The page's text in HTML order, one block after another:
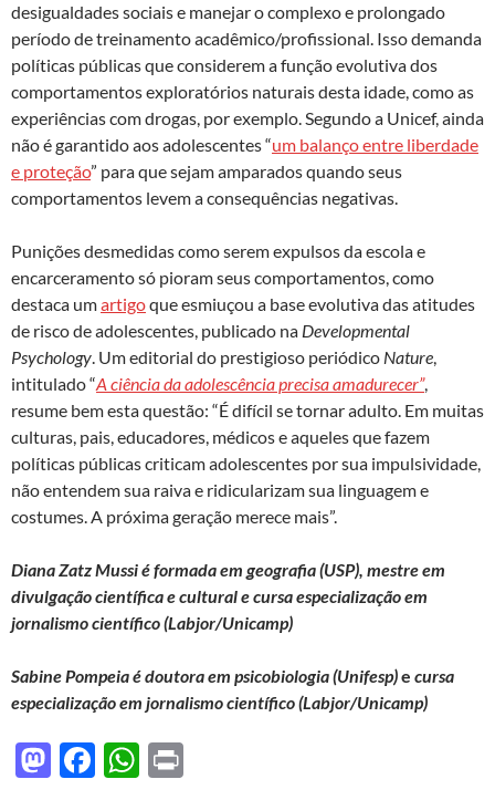
desigualdades sociais e manejar o complexo e prolongado
período de treinamento acadêmico/profissional. Isso demanda
políticas públicas que considerem a função evolutiva dos
comportamentos exploratórios naturais desta idade, como as
experiências com drogas, por exemplo. Segundo a Unicef, ainda
não é garantido aos adolescentes “um balanço entre liberdade
e proteção” para que sejam amparados quando seus
comportamentos levem a consequências negativas.
Punições desmedidas como serem expulsos da escola e
encarceramento só pioram seus comportamentos, como
destaca umartigoque esmiuçou a base evolutiva das atitudes
de risco de adolescentes, publicado na Developmental
Psychology. Um editorial do prestigioso periódico Nature,
intitulado “A ciência da adolescência precisa amadurecer”,
resume bem esta questão: “É difícil se tornar adulto. Em muitas
culturas, pais, educadores, médicos e aqueles que fazem
políticas públicas criticam adolescentes por sua impulsividade,
não entendem sua raiva e ridicularizam sua linguagem e
costumes. A próxima geração merece mais”.
Diana Zatz Mussiéformada em geografia (USP), mestre em
divulgação científica e cultural e cursa especialização em
jornalismo científico (Labjor/Unicamp)
Sabine Pompeiaédoutora em psicobiologia (Unifesp)e cursa
especialização em jornalismo científico (Labjor/Unicamp)
M F
W